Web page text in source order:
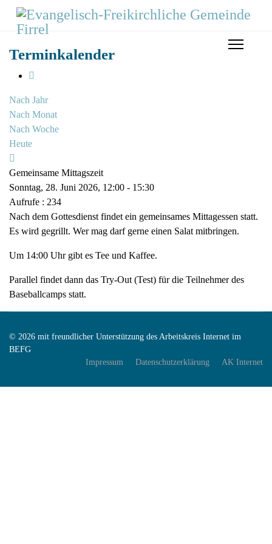
Terminkalender
Nach Jahr
Nach Monat
Nach Woche
Heute
Gemeinsame Mittagszeit
Sonntag, 28. Juni 2026, 12:00 - 15:30
Aufrufe : 234
Nach dem Gottesdienst findet ein gemeinsames Mittagessen statt.
Es wird gegrillt. Wer mag darf gerne einen Salat mitbringen.
Um 14:00 Uhr gibt es Tee und Kaffee.
Parallel findet dann das Try-Out (Test) für die Teilnehmer des
Baseballcamps statt.
© 2026 mit freundlicher Unterstützung des Arbeitskreis Internet im
BEFG
Impressum
Datenschutzerklärung AK Internet